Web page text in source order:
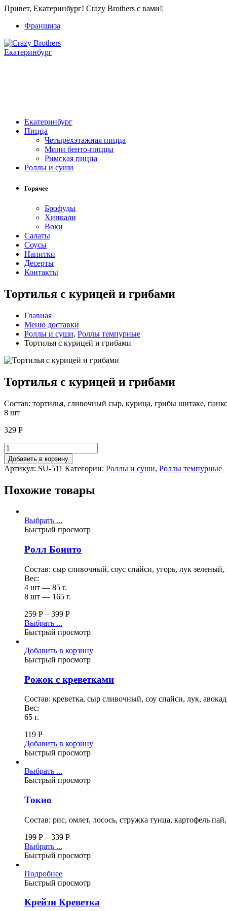
Привет, Екатеринбург! Crazy Brothers с вами!|
Франшиза
Екатеринбург
Екатеринбург
Пицца
Четырёхэтажная пицца
Мини бенто-пиццы
Римская пицца
Роллы и суши
Горячее
Брофуды
Хинкали
Воки
Салаты
Соусы
Напитки
Десерты
Контакты
Тортилья с курицей и грибами
Главная
Меню доставки
Роллы и суши, Роллы темпурные
Тортилья с курицей и грибами
Тортилья с курицей и грибами
Состав: тортилья, сливочный сыр, курица, грибы шитаке,
8 шт
329 Р
Добавить в корзину
Артикул: SU-511 Категории: Роллы и суши, Роллы темпурные
Похожие товары
Выбрать ...
Быстрый просмотр
Ролл Бонито
Состав: сыр сливочный, соус спайси, угорь, лук
Вес:
4 шт — 85 г.
8 шт — 165 г.
259 Р – 399 Р
Выбрать ...
Быстрый просмотр
Добавить в корзину
Быстрый просмотр
Рожок с креветками
Состав: креветка, сыр сливочный, соу спайси, лук,
Вес:
65 г.
119 Р
Добавить в корзину
Быстрый просмотр
Выбрать ...
Быстрый просмотр
Токио
Состав: рис, омлет, лосось, стружка тунца, картофель
199 Р – 339 Р
Выбрать ...
Быстрый просмотр
Подробнее
Быстрый просмотр
Крейзи Креветка